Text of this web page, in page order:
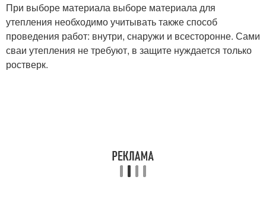
При выборе материала выборе материала для
утепления необходимо учитывать также способ
проведения работ: внутри, снаружи и всесторонне. Сами
сваи утепления не требуют, в защите нуждается только
ростверк.